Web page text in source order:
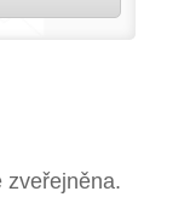
zveřejněna.